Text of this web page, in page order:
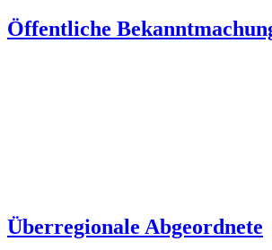
Öffentliche
Überregionale Abgeordnete